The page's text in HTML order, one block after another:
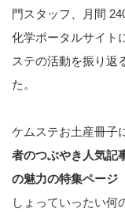
門スタッフ、月間
化学ポータルサイト
ステの活動を振り返
た。
ケムステお土産冊子
者のつぶやき人気記
の魅力の特集ページ
しょっていったい何